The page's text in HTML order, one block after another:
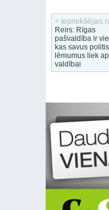
< Iepriekšējais
Reirs: Rīgas
pašvaldība ir
kas savus
lēmumus liek
valdībai